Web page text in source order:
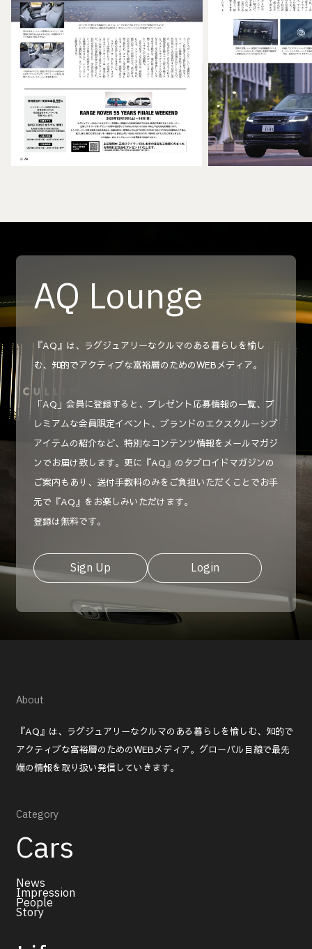
AQ Lounge
『AQ』は、ラグジュアリーなクルマのある暮らしを愉し
む、知的でアクティブな富裕層のためのWEBメディア。
「AQ」会員に登録すると、プレゼント応募情報の一覧、プ
レミアムな会員限定イベント、ブランドのエクスクルーシブ
アイテムの紹介など、特別なコンテンツ情報をメールマガジ
ンでお届け致します。更に『AQ』のタブロイドマガジンの
ご案内もあり、送付手数料のみをご負担いただくことでお手
元で『AQ』をお楽しみいただけます。
登録は無料です。
Sign Up Login
About
『AQ』は、ラグジュアリーなクルマのある暮らしを愉しむ、知的で
アクティブな富裕層のためのWEBメディア。グローバル目線で最先
端の情報を取り扱い発信していきます。
Category
Cars
News
Impression
People
Story